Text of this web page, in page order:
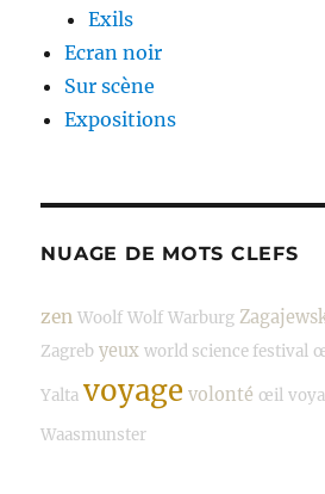
Exils
Ecran noir
Sur scène
Expositions
NUAGE DE MOTS CLEFS
zen Woolf Wolf Warburg
Zagreb yeux world science festival
Yalta voyage volonté œil
Waasmunster